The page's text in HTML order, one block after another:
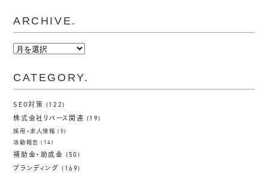
ARCHIVE.
ARCHIVE.
CATEGORY.
SEO対策 (122)
株式会社リバース関連 (19)
採用・求人情報 (5)
活動報告 (14)
補助金・助成金 (50)
ブランディング (169)